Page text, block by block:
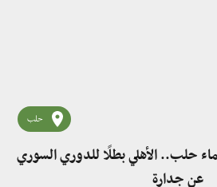
حلب
حلب.. الأهلي بطلًا للدوري السوري
عن جدارة